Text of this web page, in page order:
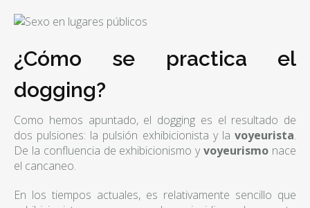
¿Cómo se practica el
dogging?
Como hemos apuntado, el dogging es el resultado de
dos pulsiones: la pulsión exhibicionista y la voyeurista.
De la confluencia de exhibicionismo yvoyeurismo nace
el cancaneo.
En los tiempos actuales, es relativamente sencillo que